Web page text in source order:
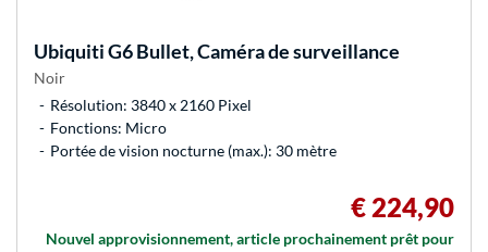
UbiquitiG6 Bullet, Caméra de surveillance
Noir
Résolution: 3840 x 2160 Pixel
Fonctions: Micro
Portée de vision nocturne (max.): 30 mètre
€ 224,90
Nouvel approvisionnement, article prochainement prêt pour